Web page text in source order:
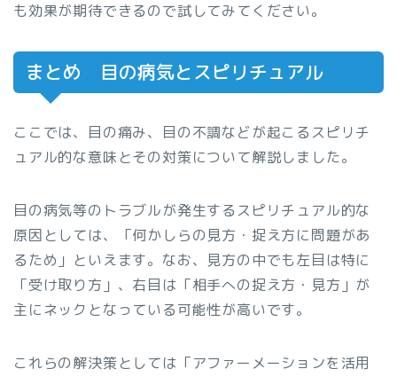
も効果が期待できるので試してみてください。
まとめ 目の病気とスピリチュアル
ここでは、目の痛み、目の不調などが起こるスピリチ
ュアル的な意味とその対策について解説しました。
目の病気等のトラブルが発生するスピリチュアル的な
原因としては、「何かしらの見方・捉え方に問題があ
るため」といえます。なお、見方の中でも左目は特に
「受け取り方」、右目は「相手への捉え方・見方」が
主にネックとなっている可能性が高いです。
これらの解決策としては「アファーメーションを活用